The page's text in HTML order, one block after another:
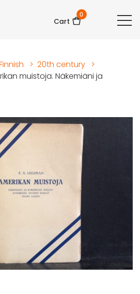
Cart
0
> 20th century >
muistoja. Näkemiäni ja